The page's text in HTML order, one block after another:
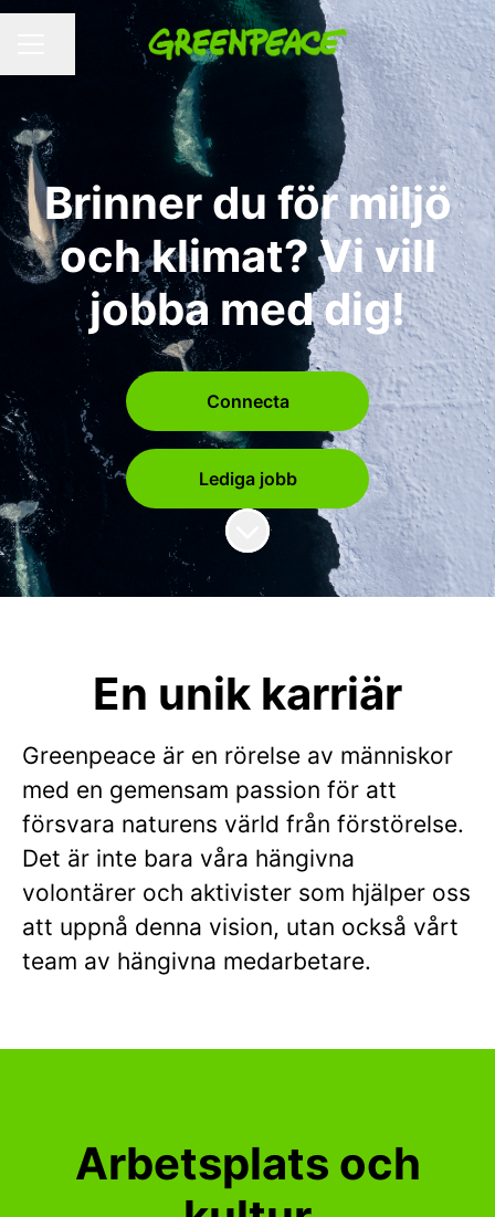
Brinner du för miljö
och klimat? Vi vill
jobba med dig!
Connecta
Lediga jobb
Skrolla för mer innehåll
En unik karriär
Greenpeace är en rörelse av människor
med en gemensam passion för att
försvara naturens värld från förstörelse.
Det är inte bara våra hängivna
volontärer och aktivister som hjälper oss
att uppnå denna vision, utan också vårt
team av hängivna medarbetare.
Arbetsplats och